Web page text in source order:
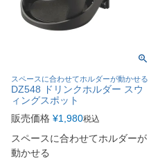
スペースに合わせてホルダーが動かせる
DZ548 ドリンクホルダー スウ
ィングスポット
販売価格 ¥1,980税込
スペースに合わせてホルダーが
動かせる